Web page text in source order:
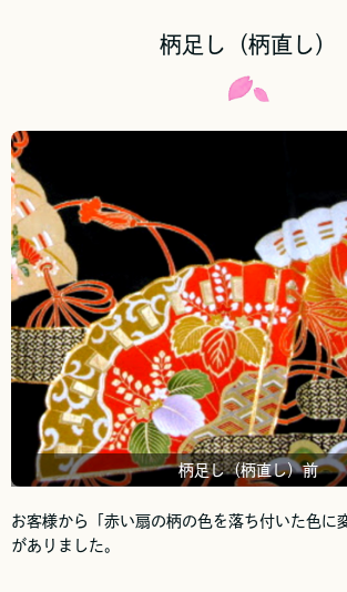
柄足し（柄直し）
柄足し（柄直し）前
お客様から「赤い扇の柄の色を落ち付いた色に
がありました。